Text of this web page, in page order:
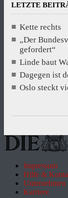
LETZTE
Kette rechts
„Der
gefordert“
Linde baut
Dagegen ist
Oslo steckt
Impressum
Hilfe &
Unternehmen
Karriere